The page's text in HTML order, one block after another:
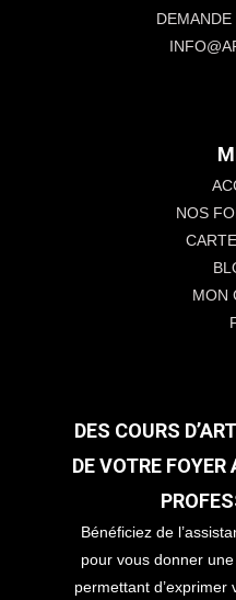
NOS
MON
DES COURS
DE VOTRE
Bénéficiez de
pour vous donner
permettant d’exprimer